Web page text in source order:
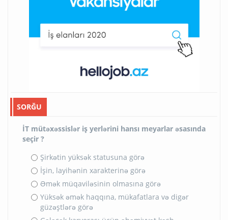
SORĞU
İT mütəxəssislər iş yerlərini hansı meyarlar əsasında
seçir ?
Şirkətin yüksək statusuna görə
İşin, layihənin xarakterinə görə
Əmək müqaviləsinin olmasına görə
Yüksək əmək haqqına, mükafatlara və digər
güzəştlərə görə